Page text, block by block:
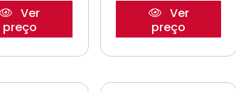
Ver
preço
Ver
preço